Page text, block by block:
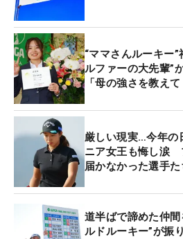
効率のいい練習を模索してきた
15位タイと合格圏内で3日目を
度跳ね返されてきたプロテス
は乗り越えられない。特に終
レーを強いられた。前半こそ2
近づいたが、最後のバックナ
して心が言う事を聞かない。
と、14番パー3では4パットの
まう。あとがない状況に追い
気持ちが出てきました」。こ
モに不安を書き出した。
“ママさんルーキー
ルファーの大先輩”
「母の強さを教え
厳しい現実…今年の
ニア女王も悔し涙
届かなかった選手た
道半ばで諦めた仲
ルドルーキー”が振